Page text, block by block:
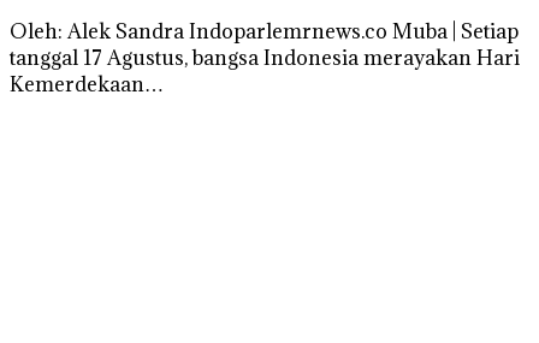
Oleh: Alek Sandra Indoparlemrnews.co Muba | Setiap
tanggal 17 Agustus, bangsa Indonesia merayakan Hari
Kemerdekaan…